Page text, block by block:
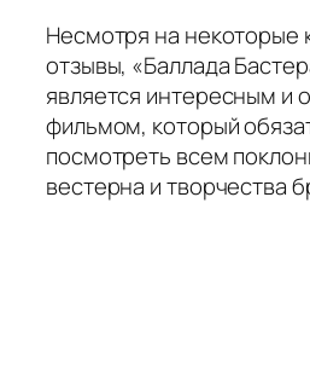
Несмотря на некоторые
отзывы, «Баллада
является интересным и
фильмом, который
посмотреть всем
вестерна и творчества